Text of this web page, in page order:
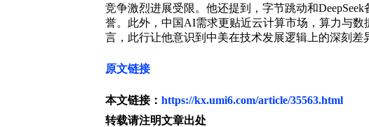
竞争激烈进展受限。他还提到，字节跳动和
誉。此外，中国AI需求更贴近云计算市场，算力与数
言，此行让他意识到中美在技术发展逻辑上的深刻差
原文链接
本文链接： https://kx.umi6.com/article/35563.html
转载请注明文章出处